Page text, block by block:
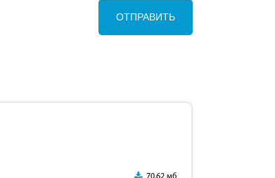
ОТПРАВИТЬ
70.62 мб